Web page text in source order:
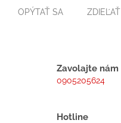
OPÝTAŤ SA ZDIEĽAŤ
Zavolajte nám
0905205624
Hotline